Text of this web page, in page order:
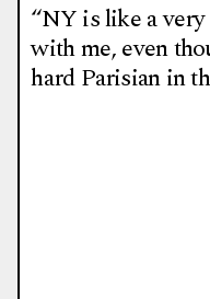
“NY is like a
with me, even
hard Parisian in